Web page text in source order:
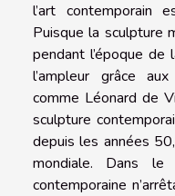
l’art contemporain
Puisque la sculpture
pendant l’époque
l’ampleur grâce
comme Léonard de
sculpture
depuis les années
mondiale. Dans le
contemporaine